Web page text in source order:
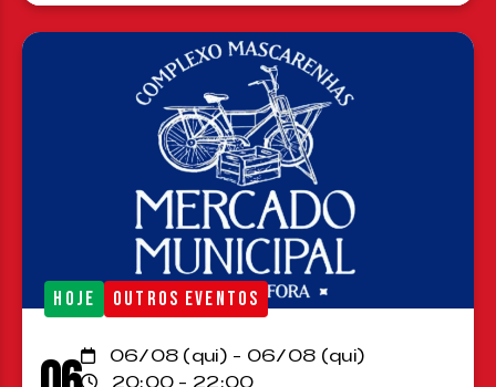
HOJE OUTROS EVENTOS
06/08 (qui) - 06/08 (qui)
20:00 - 22:00